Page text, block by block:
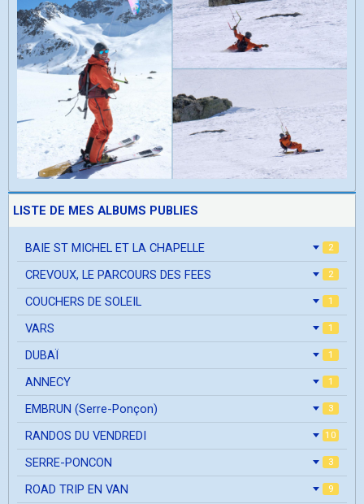
LISTE DE MES ALBUMS PUBLIES
BAIE ST MICHEL ET LA CHAPELLE 2
CREVOUX, LE PARCOURS DES FEES 2
COUCHERS DE SOLEIL 1
VARS 1
DUBAÏ 1
ANNECY 1
EMBRUN (Serre-Ponçon) 3
RANDOS DU VENDREDI 10
SERRE-PONCON 3
ROAD TRIP EN VAN 9